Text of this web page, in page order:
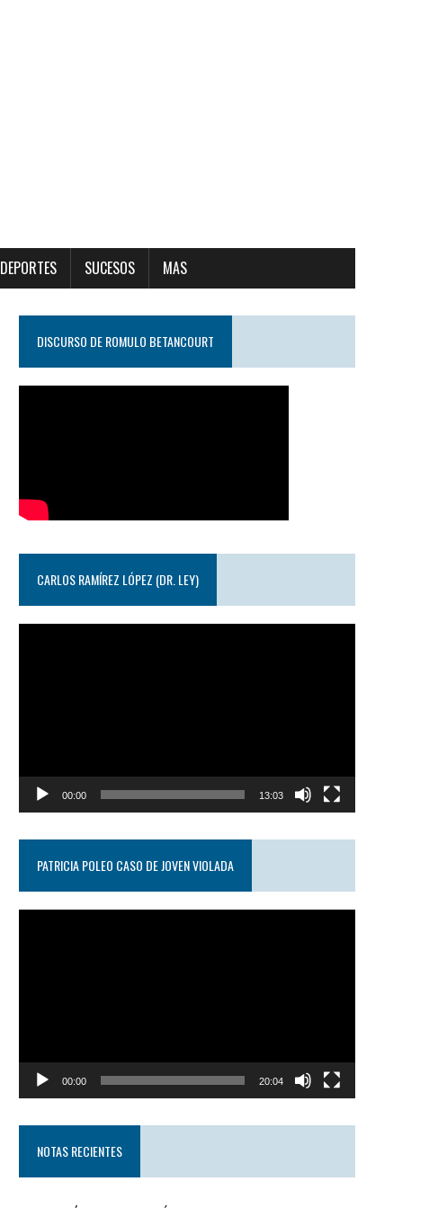
DEPORTES SUCESOS MAS
DISCURSO DE ROMULO BETANCOURT
CARLOS RAMÍREZ LÓPEZ (DR. LEY)
00:00 13:03
PATRICIA POLEO CASO DE JOVEN VIOLADA
00:00 20:04
NOTAS RECIENTES